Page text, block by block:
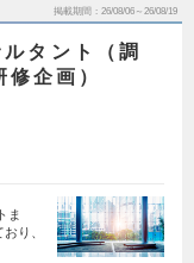
掲載期間 26/08/06～26/08/19
タント（調
企画）
ま
り、